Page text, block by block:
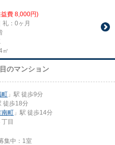
費 8,000円)
礼：0ヶ月
㎡
のマンション
町 」駅 徒歩9分
徒歩18分
南町 」駅 徒歩14分
丁目
集中： 1室